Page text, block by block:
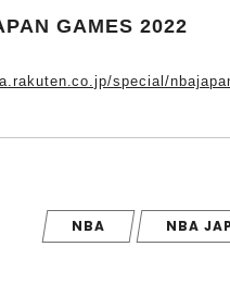
GAMES 2022
special/
NBA NBA